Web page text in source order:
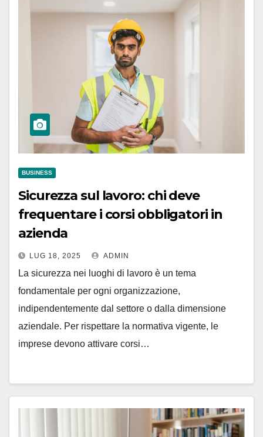
BUSINESS
Sicurezza sul lavoro: chi deve
frequentare i corsi obbligatori in
azienda
LUG 18, 2025 ADMIN
La sicurezza nei luoghi di lavoro è un tema
fondamentale per ogni organizzazione,
indipendentemente dal settore o dalla dimensione
aziendale. Per rispettare la normativa vigente, le
imprese devono attivare corsi…